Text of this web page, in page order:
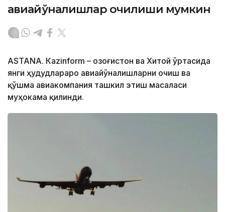
авиайўналишлар очилиши мумкин
ASTANА. Кazinform – Қозоғистон ва Хитой ўртасида
янги ҳудудлараро авиайўналишларни очиш ва
қўшма авиакомпания ташкил этиш масаласи
муҳокама қилинди.